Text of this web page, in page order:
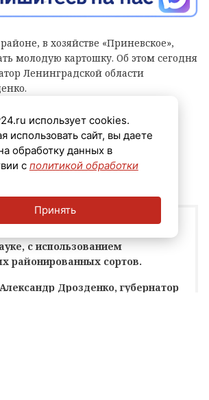
в хозяйстве «Приневское»,
молодую картошку. Об этом сегодня
Ленинградской области
уборке урожая аграрии
на лунный календарь, народные
а на спелость клубней и
с использованием
районированных сортов.
Александр Дрозденко, губернатор
использует cookies.
использовать сайт, вы даете
обработку данных в
с политикой обработки
Принять